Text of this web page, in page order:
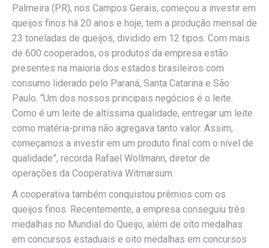
Palmeira (PR), nos Campos Gerais, começou a investir em
queijos finos há 20 anos e hoje, tem a produção mensal de
23 toneladas de queijos, dividido em 12 tipos. Com mais
de 600 cooperados, os produtos da empresa estão
presentes na maioria dos estados brasileiros com
consumo liderado pelo Paraná, Santa Catarina e São
Paulo. “Um dos nossos principais negócios é o leite.
Como é um leite de altíssima qualidade, entregar um leite
como matéria-prima não agregava tanto valor. Assim,
começamos a investir em um produto final com o nível de
qualidade”, recorda Rafael Wollmann, diretor de
operações da Cooperativa Witmarsum.
A cooperativa também conquistou prêmios com os
queijos finos. Recentemente, a empresa conseguiu três
medalhas no Mundial do Queijo, além de oito medalhas
em concursos estaduais e oito medalhas em concursos